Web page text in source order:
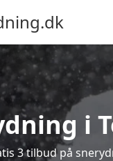
i
3 tilbud på